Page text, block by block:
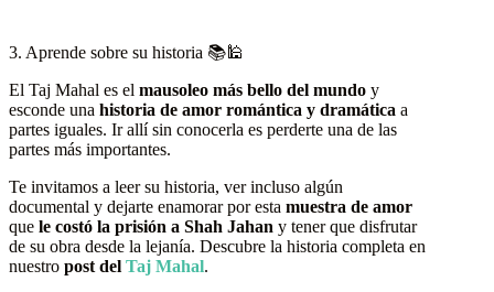
3. Aprende sobre su historia 📚🕌
El Taj Mahal es el mausoleo más bello del mundo y
esconde una historia de amor romántica y dramática a
partes iguales. Ir allí sin conocerla es perderte una de las
partes más importantes.
Te invitamos a leer su historia, ver incluso algún
documental y dejarte enamorar por esta muestra de amor
que le costó la prisión a Shah Jahan y tener que disfrutar
de su obra desde la lejanía. Descubre la historia completa en
nuestro post del Taj Mahal.